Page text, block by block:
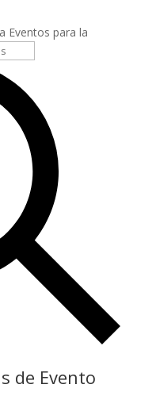
Eventos para la
de Evento